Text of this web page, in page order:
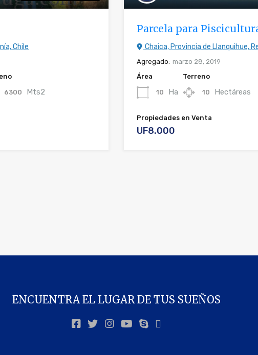
Chile
6300 Mts2
Parcela para
Chaica, Provincia de Llanquihue,
Agregado: marzo 28, 2019
Área
10 Ha
Terreno
10 Hectáreas
Propiedades en Venta
UF8.000
ENCUENTRA EL LUGAR DE TUS SUEÑOS